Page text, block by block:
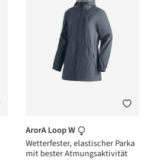
ArorA Loop W
Wetterfester, elastischer Parka
mit bester Atmungsaktivität